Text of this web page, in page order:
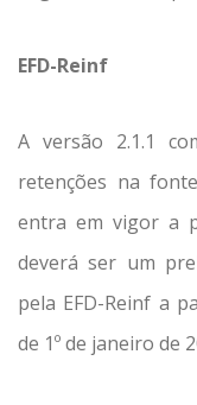
EFD-Reinf
A versão 2.1.1
retenções na
entra em vigor a
deverá ser um
pela EFD-Reinf a
de 1º de janeiro de